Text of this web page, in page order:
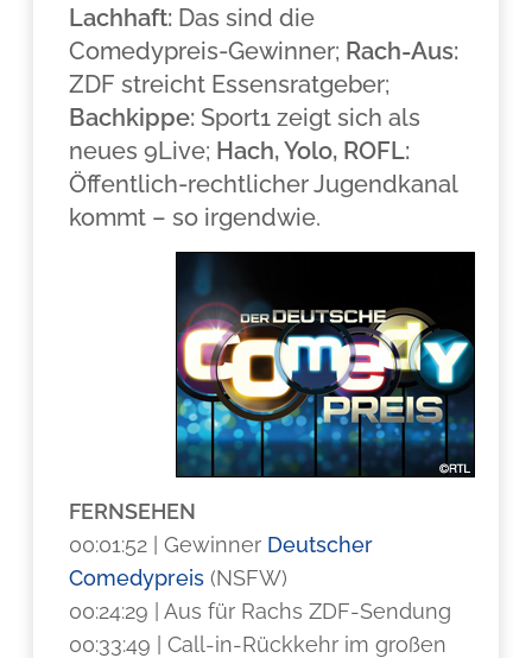
Lachhaft: Das sind die
Comedypreis-Gewinner; Rach-Aus:
ZDF streicht Essensratgeber;
Bachkippe: Sport1 zeigt sich als
neues 9Live; Hach, Yolo, ROFL:
Öffentlich-rechtlicher Jugendkanal
kommt – so irgendwie.
FERNSEHEN
00:01:52 | Gewinner Deutscher
Comedypreis (NSFW)
00:24:29 | Aus für Rachs ZDF-Sendung
00:33:49 | Call-in-Rückkehr im großen